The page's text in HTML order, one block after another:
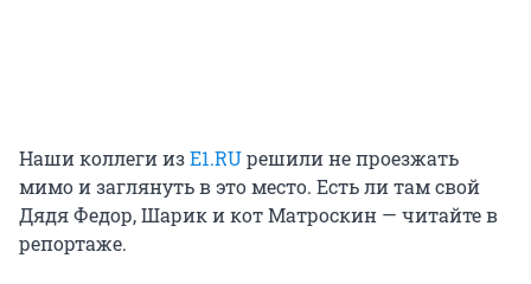
Наши коллеги изE1.RUрешили не проезжать
мимо и заглянуть в это место. Есть ли там свой
Дядя Федор, Шарик и кот Матроскин — читайте в
репортаже.